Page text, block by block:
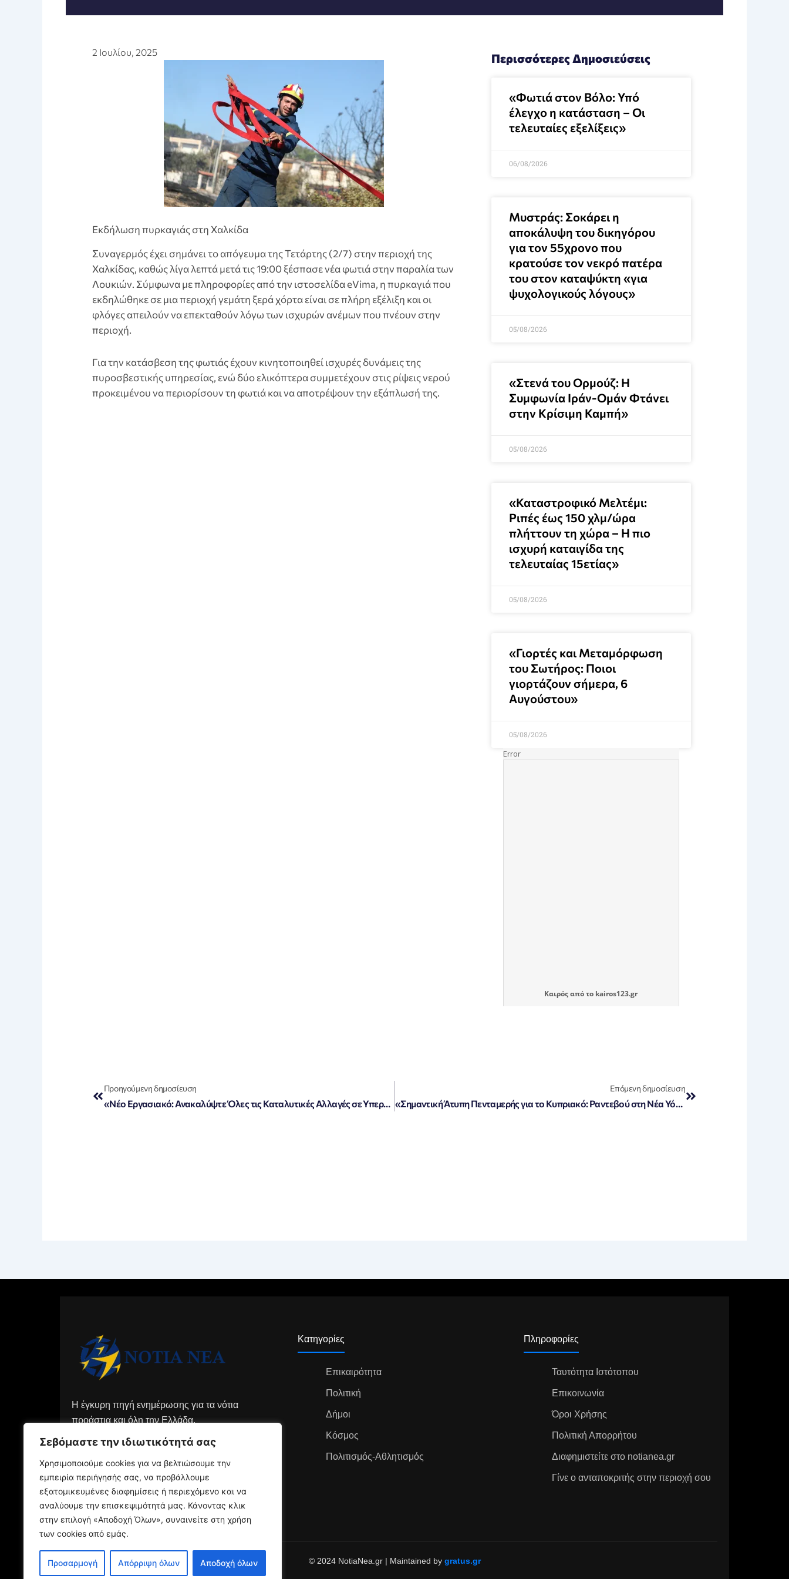
Σεβόμαστε την ιδιωτικότητά σας
Χρησιμοποιούμε cookies για να βελτιώσουμε την
εμπειρία περιήγησής σας, να προβάλλουμε
εξατομικευμένες διαφημίσεις ή περιεχόμενο και να
αναλύουμε την επισκεψιμότητά μας. Κάνοντας κλικ
στην επιλογή «Αποδοχή Όλων», συναινείτε στη χρήση
των cookies από εμάς.
Προσαρμογή Απόρριψη όλων Αποδοχή όλων
2 Ιουλίου, 2025
Εκδήλωση πυρκαγιάς στη Χαλκίδα
Συναγερμός έχει σημάνει το απόγευμα της Τετάρτης (2/7) στην περιοχή της
Χαλκίδας, καθώς λίγα λεπτά μετά τις 19:00 ξέσπασε νέα φωτιά στην παραλία των
Λουκιών. Σύμφωνα με πληροφορίες από την ιστοσελίδα eVima, η πυρκαγιά που
εκδηλώθηκε σε μια περιοχή γεμάτη ξερά χόρτα είναι σε πλήρη εξέλιξη και οι
φλόγες απειλούν να επεκταθούν λόγω των ισχυρών ανέμων που πνέουν στην
περιοχή.
Για την κατάσβεση της φωτιάς έχουν κινητοποιηθεί ισχυρές δυνάμεις της
πυροσβεστικής υπηρεσίας, ενώ δύο ελικόπτερα συμμετέχουν στις ρίψεις νερού
προκειμένου να περιορίσουν τη φωτιά και να αποτρέψουν την εξάπλωσή της.
Περισσότερες Δημοσιεύσεις
«Φωτιά στον Βόλο: Υπό
έλεγχο η κατάσταση – Οι
τελευταίες εξελίξεις»
06/08/2026
Μυστράς: Σοκάρει η
αποκάλυψη του δικηγόρου
για τον 55χρονο που
κρατούσε τον νεκρό πατέρα
του στον καταψύκτη «για
ψυχολογικούς λόγους»
05/08/2026
«Στενά του Ορμούζ: Η
Συμφωνία Ιράν-Ομάν Φτάνει
στην Κρίσιμη Καμπή»
05/08/2026
«Καταστροφικό Μελτέμι:
Ριπές έως 150 χλμ/ώρα
πλήττουν τη χώρα – Η πιο
ισχυρή καταιγίδα της
τελευταίας 15ετίας»
05/08/2026
«Γιορτές και Μεταμόρφωση
του Σωτήρος: Ποιοι
γιορτάζουν σήμερα, 6
Αυγούστου»
05/08/2026
Καιρόςαπό το kairos123.gr
Προηγούμενη δημοσίευση
«Νέο Εργασιακό: Ανακαλύψτε Όλες τις Καταλυτικές Αλλαγές σε Υπερωρίες, Άδειες και Απολύσεις – Ο Απόλυτος Οδηγός»
Επόμενη δημοσίευση
«Σημαντική Άτυπη Πενταμερής για το Κυπριακό: Ραντεβού στη Νέα Υόρκη στις 16-17 Ιουλίου»
Η έγκυρη πηγή ενημέρωσης για τα νότια
προάστια και όλη την Ελλάδα.
Κατηγορίες
Επικαιρότητα
Πολιτική
Δήμοι
Κόσμος
Πολιτισμός-Αθλητισμός
Πληροφορίες
Ταυτότητα Ιστότοπου
Επικοινωνία
Όροι Χρήσης
Πολιτική Απορρήτου
Διαφημιστείτε στο notianea.gr
Γίνε ο ανταποκριτής στην περιοχή σου
© 2024 NotiaNea.gr | Maintained by gratus.gr